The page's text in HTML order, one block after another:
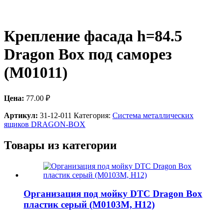
Крепление фасада h=84.5
Dragon Box под саморез
(M01011)
Цена: 77.00 ₽
Артикул: 31-12-011 Категория: Система металлических
ящиков DRAGON-BOX
Товары из категории
Организация под мойку DTC Dragon Box
пластик серый (M0103M, H12)